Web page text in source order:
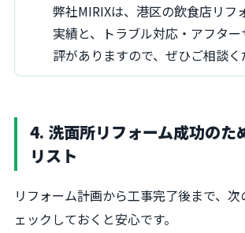
弊社MIRIXは、港区の飲食店リフ
実績と、トラブル対応・アフタ
評がありますので、ぜひご相談く
4. 洗面所リフォーム成功のた
リスト
リフォーム計画から工事完了後まで、
ェックしておくと安心です。